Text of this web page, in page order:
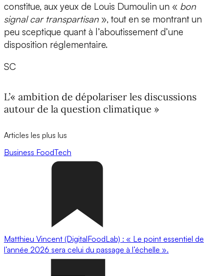
constitue, aux yeux de Louis Dumoulin un « bon
signal car transpartisan », tout en se montrant un
peu sceptique quant à l’aboutissement d’une
disposition réglementaire.
SC
L’« ambition de dépolariser les discussions
autour de la question climatique »
Articles les plus lus
Business FoodTech
Matthieu Vincent (DigitalFoodLab) : « Le point essentiel de
l’année 2026 sera celui du passage à l’échelle ».